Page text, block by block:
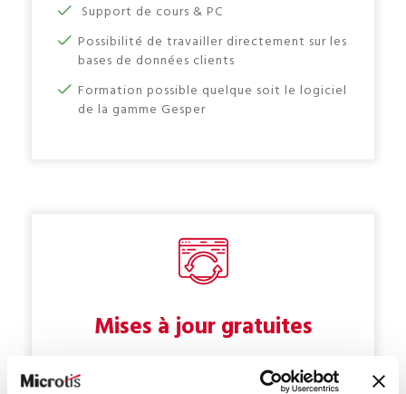
Support de cours & PC
Possibilité de travailler directement sur les
bases de données clients
Formation possible quelque soit le logiciel
de la gamme Gesper
Mises à jour gratuites
Contrat de maintenance